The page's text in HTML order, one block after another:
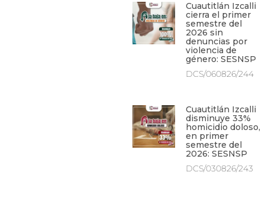
Cuautitlán Izcalli
cierra el primer
semestre del
2026 sin
denuncias por
violencia de
género: SESNSP
DCS/060826/244
Cuautitlán Izcalli
disminuye 33%
homicidio doloso,
en primer
semestre del
2026: SESNSP
DCS/030826/243